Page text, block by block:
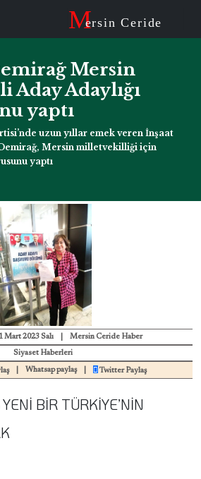
Mersin Ceride
Mersin
Adaylığı
yaptı
uzun yıllar emek veren İnşaat
Mersin milletvekilliği için
yaptı
Mart 2023 Salı Mersin Ceride Haber
Siyaset Haberleri
Whatsap paylaş Twitter Paylaş
BİR TÜRKİYE’NİN